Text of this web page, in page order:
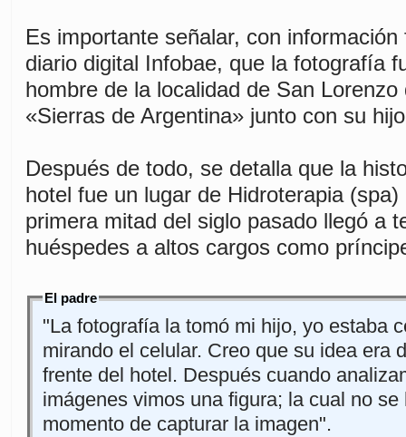
Es importante señalar, con información
diario digital Infobae, que la fotografía
hombre de la localidad de San
«Sierras de Argentina» junto con su
Después de todo, se detalla que la
hotel fue un lugar de Hidroterapia
primera mitad del siglo pasado llegó a
huéspedes a altos cargos como
El padre
"La fotografía la tomó mi hijo, yo estaba
mirando el celular. Creo que su idea era
frente del hotel. Después cuando
imágenes vimos una figura; la cual no
momento de capturar la imagen".